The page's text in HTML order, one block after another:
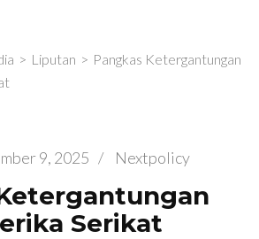
> Liputan > Pangkas Ketergantungan
9, 2025 / Nextpolicy
Serikat